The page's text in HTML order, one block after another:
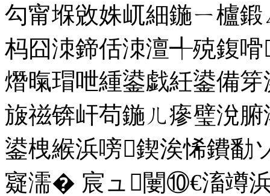
勾甯堢敓姝屼細鍦ㄧ櫨
杩囧洓鍗佸洓澶╃殑鍑嗗
熸暣瑁呭緟鍙戯紝鍙備
旇禌锛屽苟鍦ㄦ瘮璧涗
鍙栧緱浜嗙鍥涘悕鐨
寲濡� 宸ュ闄⑩€滀竴